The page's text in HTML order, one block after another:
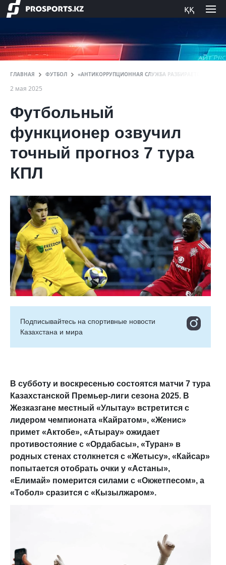
ққ
ГЛАВНАЯ ФУТБОЛ «АНТИКОРРУПЦИОННАЯ СЛУЖБА РАЗБИРАЕТСЯ».
2 мая 2025
Футбольный
функционер озвучил
точный прогноз 7 тура
КПЛ
Подписывайтесь на cпортивные новости
Казахстана и мира
В субботу и воскресенью состоятся матчи 7 тура
Казахстанской Премьер-лиги сезона 2025. В
Жезказгане местный «Улытау» встретится с
лидером чемпионата «Кайратом», «Женис»
примет «Актобе», «Атырау» ожидает
противостояние с «Ордабасы», «Туран» в
родных стенах столкнется с «Жетысу», «Кайсар»
попытается отобрать очки у «Астаны»,
«Елимай» померится силами с «Окжетпесом», а
«Тобол» сразится с «Кызылжаром».